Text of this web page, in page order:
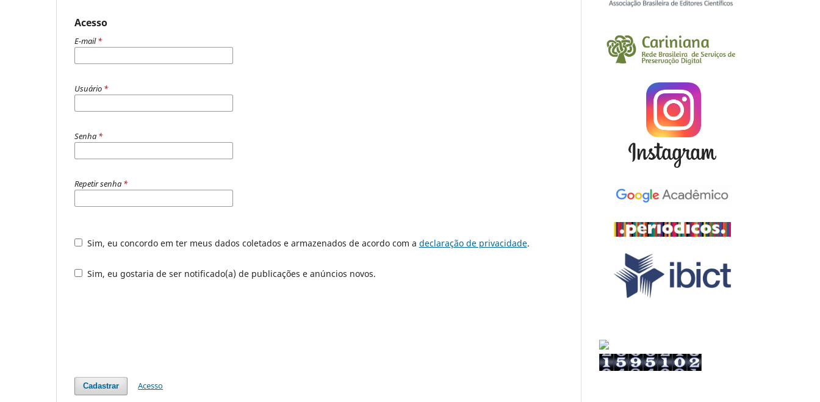
Acesso
E-mail*
Usuário *
Senha *
Repetir senha *
Sim, eu concordo em ter meus dados coletados e armazenados de acordo com a declaração de privacidade.
Sim, eu gostaria de ser notificado(a) de publicações e anúncios novos.
Cadastrar Acesso